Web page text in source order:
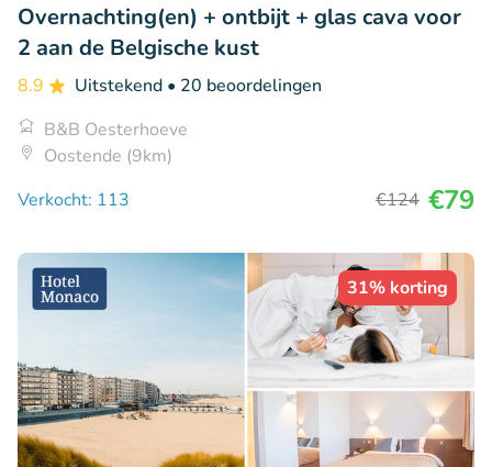
Overnachting(en) + ontbijt + glas cava voor
2 aan de Belgische kust
8.9 Uitstekend • 20 beoordelingen
B&B Oesterhoeve
Oostende (9km)
Verkocht: 113
€124 €79
31% korting